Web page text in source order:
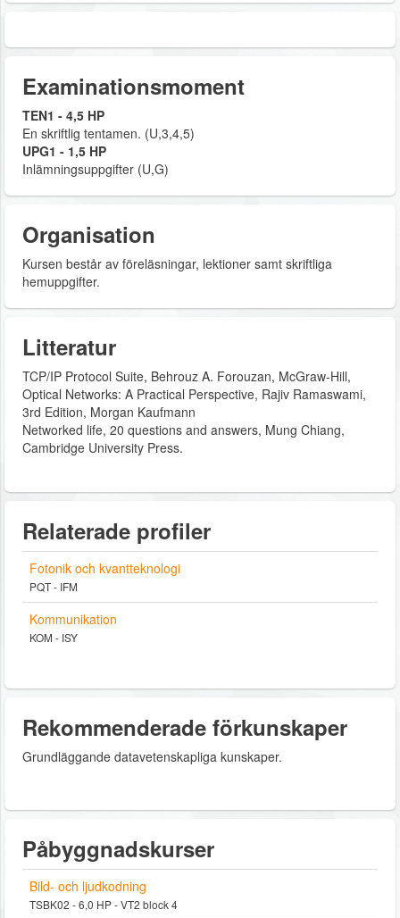
Examinationsmoment
TEN1 - 4,5 HP
En skriftlig tentamen. (U,3,4,5)
UPG1 - 1,5 HP
Inlämningsuppgifter (U,G)
Organisation
Kursen består av föreläsningar, lektioner samt skriftliga
hemuppgifter.
Litteratur
TCP/IP Protocol Suite, Behrouz A. Forouzan, McGraw-Hill,
Optical Networks: A Practical Perspective, Rajiv Ramaswami,
3rd Edition, Morgan Kaufmann
Networked life, 20 questions and answers, Mung Chiang,
Cambridge University Press.
Relaterade profiler
Fotonik och kvantteknologi
PQT - IFM
Kommunikation
KOM - ISY
Rekommenderade förkunskaper
Grundläggande datavetenskapliga kunskaper.
Påbyggnadskurser
Bild- och ljudkodning
TSBK02 - 6,0 HP - VT2 block 4